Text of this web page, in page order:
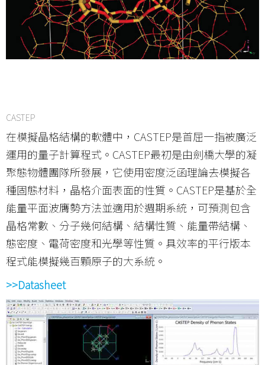
CASTEP
在模擬晶格結構的軟體中，CASTEP是首屈一指被廣泛
運用的量子計算程式。CASTEP最初是由劍橋大學的凝
聚態物體團隊所發展，它使用密度泛函理論去模擬各
種固態材料，晶格介面表面的性質。CASTEP是基於全
能量平面波膺勢方法並適用於週期系統，可預測包含
晶格常數、分子幾何結構、結構性質、能量帶結構、
態密度、電荷密度和光學等性質。具效率的平行版本
程式能模擬幾百顆原子的大系統。
>>Datasheet